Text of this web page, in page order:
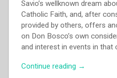
Savio’s wellknown dream
Catholic Faith, and, after
provided by others, offers
on Don Bosco’s own
and interest in events in that
Continue reading “Bernard
→